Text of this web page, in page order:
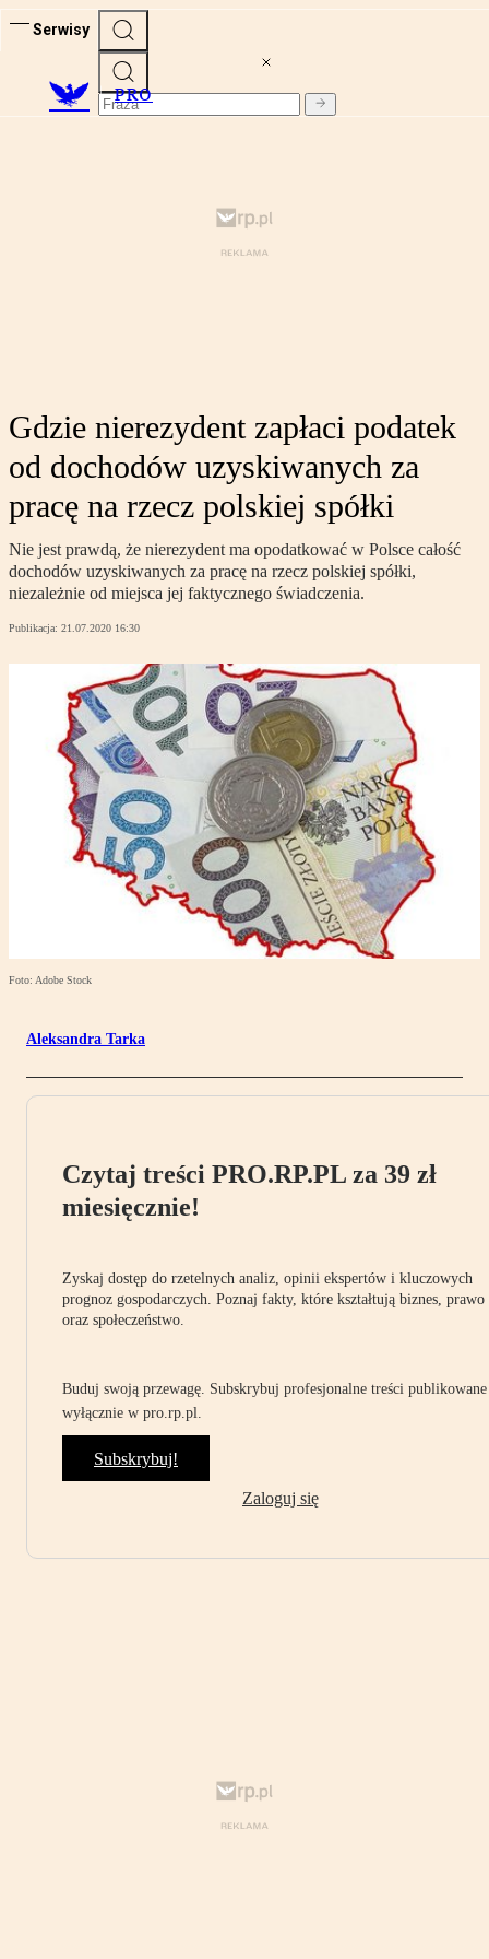
Serwisy
PRO
Gdzie nierezydent zapłaci podatek
od dochodów uzyskiwanych za
pracę na rzecz polskiej spółki
Nie jest prawdą, że nierezydent ma opodatkować w Polsce całość
dochodów uzyskiwanych za pracę na rzecz polskiej spółki,
niezależnie od miejsca jej faktycznego świadczenia.
Publikacja: 21.07.2020 16:30
Foto: Adobe Stock
Aleksandra Tarka
Czytaj treści PRO.RP.PL za 39 zł
miesięcznie!
Zyskaj dostęp do rzetelnych analiz, opinii ekspertów i kluczowych
prognoz gospodarczych. Poznaj fakty, które kształtują biznes, prawo
oraz społeczeństwo.
Buduj swoją przewagę. Subskrybuj profesjonalne treści publikowane
wyłącznie w pro.rp.pl.
Subskrybuj!
Zaloguj się